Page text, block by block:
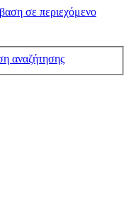
σε περιεχόμενο
αναζήτησης